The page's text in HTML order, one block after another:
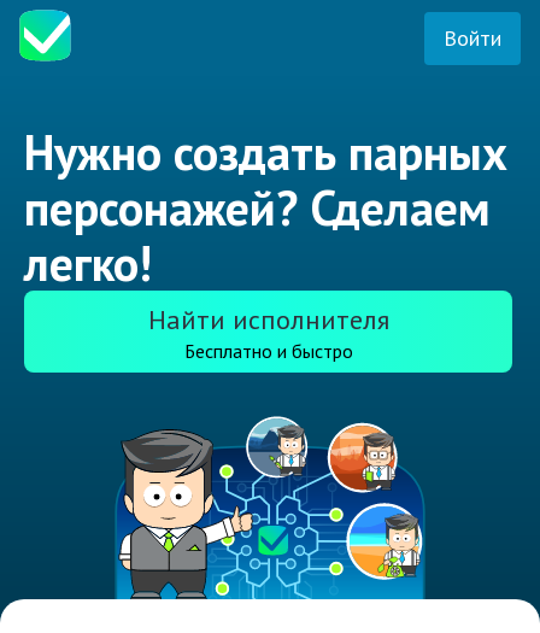
Войти
Нужно создать парных
персонажей? Сделаем
легко!
Найти исполнителя
Бесплатно и быстро